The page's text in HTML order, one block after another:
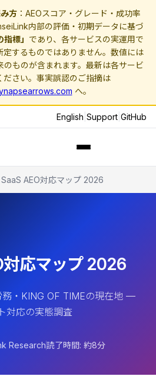
方 ：AEOスコア・グレード・成功率
内部の評価・初期データに基づ
標」 であり、各サービスの実運用で
するものではありません。数値には
ものが含まれます。最新は各サービ
ださい。事実誤認のご指摘は
へ。
English Support GitHub
SaaS AEO対応マップ 2026
対応マップ 2026
務・KING OF TIMEの現在地 —
対応の実態調査
Research読了時間: 約8分